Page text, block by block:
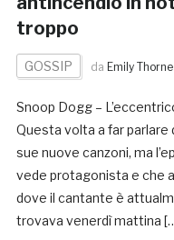
troppo
GOSSIP da Emily Thorne
Snoop Dogg –
Questa volta a far parlare
sue nuove canzoni, ma
vede protagonista e che
dove il cantante è
trovava venerdì mattina